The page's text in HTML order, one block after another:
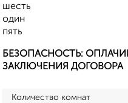
шесть
один
пять
БЕЗОПАСНОСТЬ:
ЗАКЛЮЧЕНИЯ ДОГОВОРА
Количество комнат